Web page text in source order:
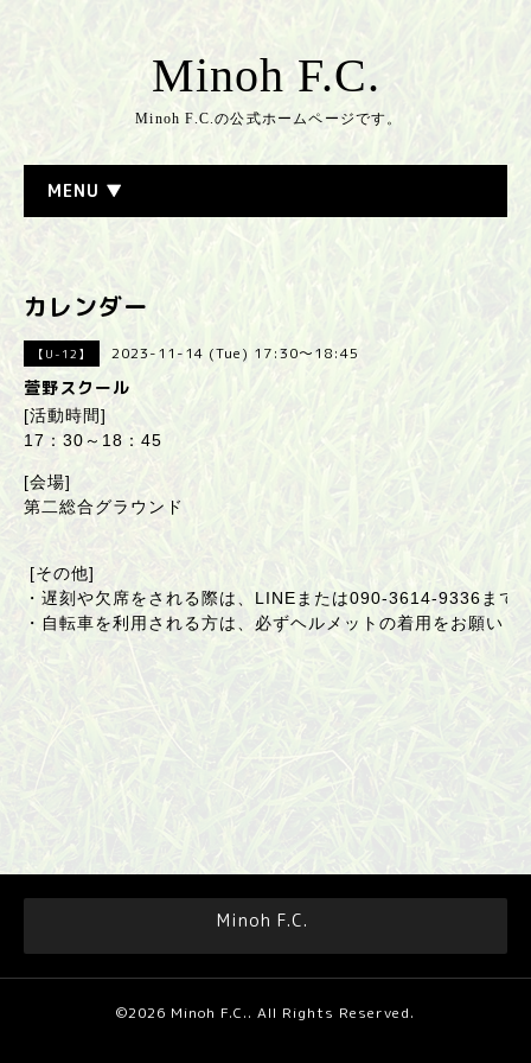
Minoh F.C.
Minoh F.C.の公式ホームページです。
MENU ▼
カレンダー
【U-12】 2023-11-14 (Tue) 17:30～18:45
萱野スクール
[活動時間]
17：30～18：45
[会場]
第二総合グラウンド
[その他]
・遅刻や欠席をされる際は、LINEまたは090-3614-9336 まで
・自転車を利用される方は、必ずヘルメットの着用をお願いし
Minoh F.C.
©2026 Minoh F.C.. All Rights Reserved.